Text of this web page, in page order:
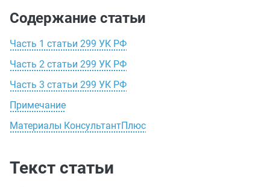
Содержание статьи
Часть 1 статьи 299 УК РФ
Часть 2 статьи 299 УК РФ
Часть 3 статьи 299 УК РФ
Примечание
Материалы КонсультантПлюс
Текст статьи